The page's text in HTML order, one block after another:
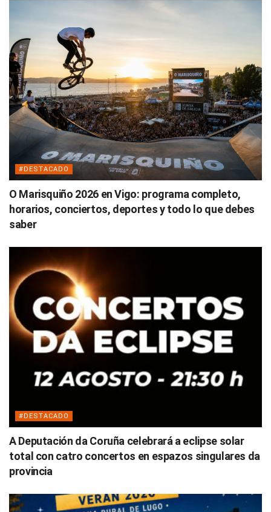
#DESTACADO
O Marisquiño 2026 en Vigo: programa completo,
horarios, conciertos, deportes y todo lo que debes
saber
#DESTACADO
A Deputación da Coruña celebrará a eclipse solar
total con catro concertos en espazos singulares da
provincia